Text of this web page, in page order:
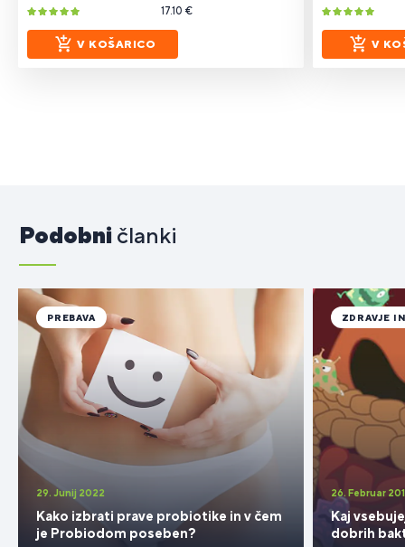
17.10 €
V KOŠARICO V
Podobni članki
29. Junij 2022
Kako izbrati prave probiotike in v čem
je Probiodom poseben?
PREBAVA
26. Februar
Kaj
dobrih
ZDRAVJE